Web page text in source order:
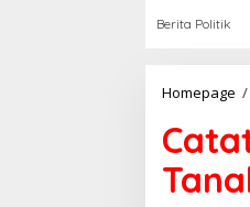
Berita Politik
Homepage /